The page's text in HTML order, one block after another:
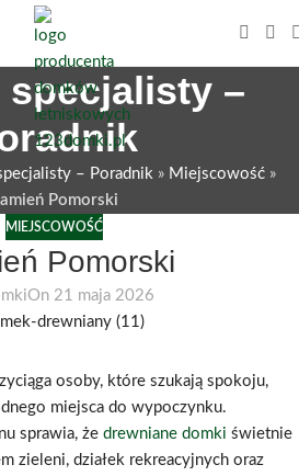
specjalisty –
– Poradnik » Miejscowość »
Pomorski
MIEJSCOWOŚĆ
Pomorski
On 21 maja 2026
osoby, które szukają spokoju,
miejsca do wypoczynku.
sprawia, że drewniane domki świetnie
zieleni, działek rekreacyjnych oraz